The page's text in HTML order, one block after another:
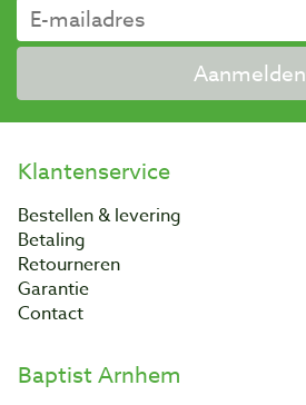
Aanmelden
Klantenservice
Bestellen & levering
Betaling
Retourneren
Garantie
Contact
Baptist Arnhem